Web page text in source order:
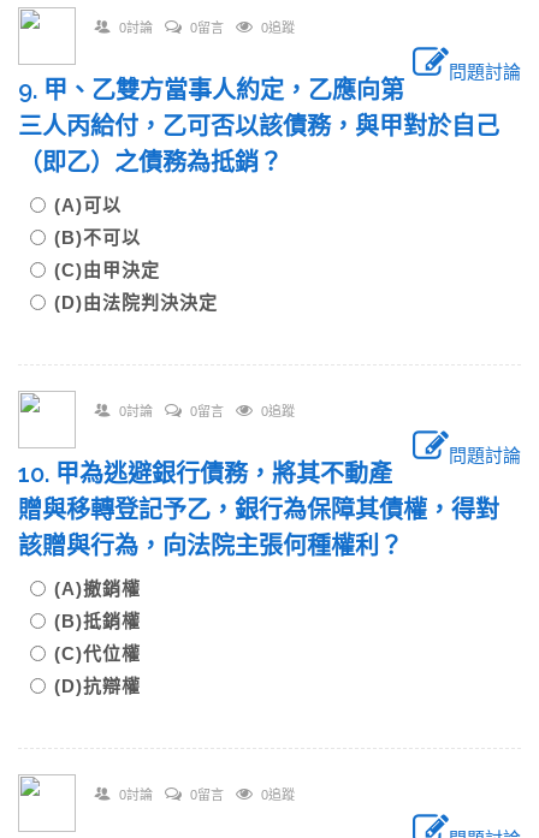
0討論 0留言 0追蹤
問題討論
9. 甲、乙雙方當事人約定，乙應向第
三人丙給付，乙可否以該債務，與甲對於自己
（即乙）之債務為抵銷？
(A)可以
(B)不可以
(C)由甲決定
(D)由法院判決決定
0討論 0留言 0追蹤
問題討論
10. 甲為逃避銀行債務，將其不動產
贈與移轉登記予乙，銀行為保障其債權，得對
該贈與行為，向法院主張何種權利？
(A)撤銷權
(B)抵銷權
(C)代位權
(D)抗辯權
0討論 0留言 0追蹤